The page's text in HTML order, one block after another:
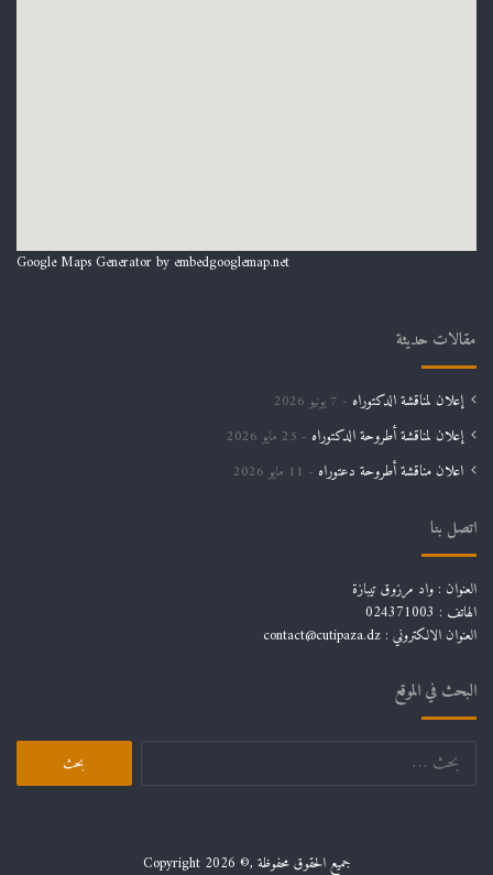
Google Maps Generator by embedgooglemap.net
مقالات حديثة
إعلان لمناقشة الدكتوراه 7 يونيو 2026
إعلان لمناقشة أطروحة الدكتوراه 25 مايو 2026
اعلان مناقشة أطروحة دعتوراه 11 مايو 2026
اتصل بنا
العنوان : واد مرزوق تيبازة
الهاتف : 024371003
العنوان الالكتروني : contact@cutipaza.dz
البحث في الموقع
البحث
جميع الحقوق محفوظة ,© Copyright 2026